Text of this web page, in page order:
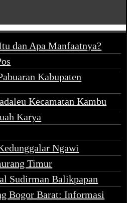
dan Apa Manfaatnya?
Kabupaten
Kecamatan Kambu
Karya
Ngawi
Timur
Sudirman Balikpapan
Bogor Barat: Informasi